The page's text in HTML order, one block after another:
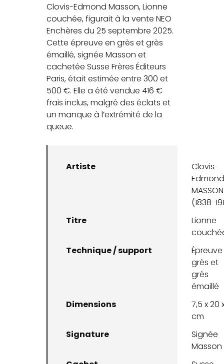
Clovis-Edmond Masson, Lionne
couchée, figurait à la vente NEO
Enchères du 25 septembre 2025.
Cette épreuve en grès et grès
émaillé, signée Masson et
cachetée Susse Frères Éditeurs
Paris, était estimée entre 300 et
500 €. Elle a été vendue 416 €
frais inclus, malgré des éclats et
un manque à l’extrémité de la
queue.
Artiste
Clovis-
MASSON
(1838-
Titre
Lionne
Technique / support
grès et
grès
émaillé
Dimensions
7,5 x 20
cm
Signature
Signée
Masson